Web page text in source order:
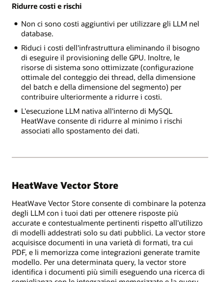
Ridurre costi e rischi
Non ci sono costi aggiuntivi per utilizzare gli LLM nel
database.
Riduci i costi dell'infrastruttura eliminando il bisogno
di eseguire il provisioning delle GPU. Inoltre, le
risorse di sistema sono ottimizzate (configurazione
ottimale del conteggio dei thread, della dimensione
del batch e della dimensione del segmento) per
contribuire ulteriormente a ridurre i costi.
L'esecuzione LLM nativa all'interno di MySQL
HeatWave consente di ridurre al minimo i rischi
associati allo spostamento dei dati.
HeatWave Vector Store
HeatWave Vector Store consente di combinare la potenza
degli LLM con i tuoi dati per ottenere risposte più
accurate e contestualmente pertinenti rispetto all'utilizzo
di modelli addestrati solo su dati pubblici. La vector store
acquisisce documenti in una varietà di formati, tra cui
PDF, e li memorizza come integrazioni generate tramite
modello. Per una determinata query, la vector store
identifica i documenti più simili eseguendo una ricerca di